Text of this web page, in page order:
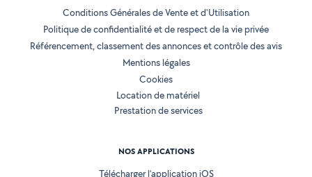
Conditions Générales de Vente et d'Utilisation
Politique de confidentialité et de respect de la vie privée
Référencement, classement des annonces et contrôle des avis
Mentions légales
Cookies
Location de matériel
Prestation de services
NOS APPLICATIONS
Télécharger l’application iOS